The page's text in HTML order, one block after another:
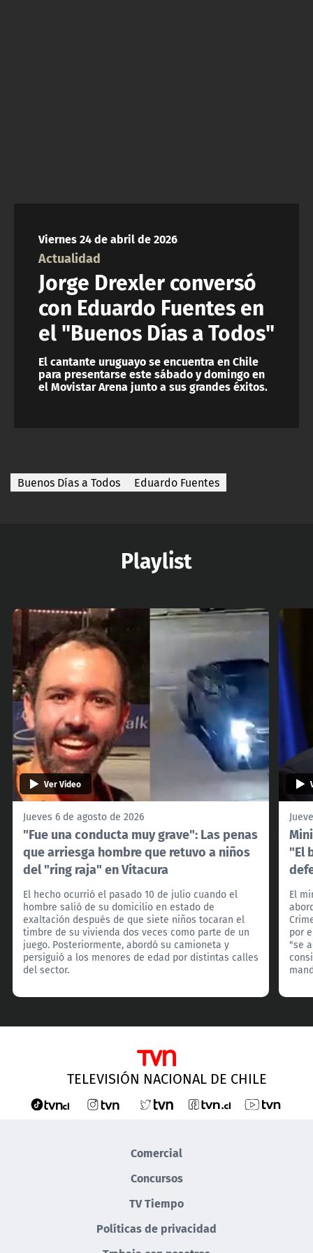
Viernes 24 de abril de 2026
Actualidad
Jorge Drexler conversó
con Eduardo Fuentes en
el "Buenos Días a Todos"
El cantante uruguayo se encuentra en Chile
para presentarse este sábado y domingo en
el Movistar Arena junto a sus grandes éxitos.
Buenos Días a Todos Eduardo Fuentes
Playlist
Ver Video
Jueves 6 de agosto de 2026
"Fue una conducta muy grave": Las penas
que arriesga hombre que retuvo a niños
del "ring raja" en Vitacura
El hecho ocurrió el pasado 10 de julio cuando el
hombre salió de su domicilio en estado de
exaltación después de que siete niños tocaran el
timbre de su vivienda dos veces como parte de un
juego. Posteriormente, abordó su camioneta y
persiguió a los menores de edad por distintas calles
del sector.
"El
El
por
"se
TELEVISIÓN NACIONAL DE CHILE
Comercial
Concursos
TV Tiempo
Políticas de privacidad